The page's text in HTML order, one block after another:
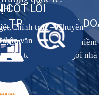
TRIẾT LÝ KINH
Chúng tôi xây dựng niềm
đầu tư xây dựng ngôi nhà
CỐT LÕI
– Chính trực – Chuyên
văn